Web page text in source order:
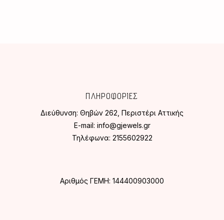
ΠΛΗΡΟΦΟΡΙΕΣ
Διεύθυνση: Θηβών 262, Περιστέρι Αττικής
E-mail: info@gjewels.gr
Τηλέφωνα: 2155602922
Αριθμός ΓΕΜΗ: 144400903000